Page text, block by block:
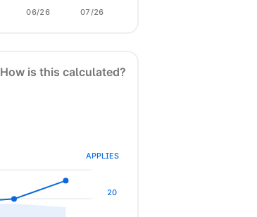
06/26 07/26
How is this calculated?
20
APPLIES